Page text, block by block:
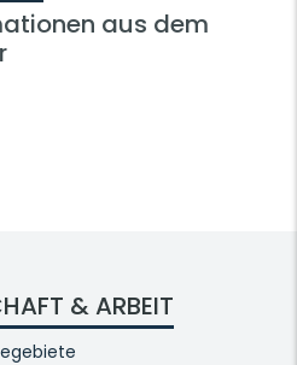
aus dem
& ARBEIT